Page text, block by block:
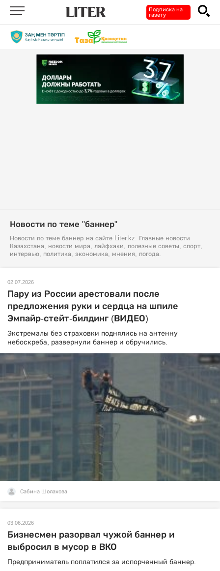
Подписка на
газету
Новости по теме "баннер"
Новости по теме баннер на сайте Liter.kz. Главные новости
Казахстана, новости мира, лайфхаки, полезные советы, спорт,
интервью, политика, экономика, мнения, погода.
02.07.2026
Пару из России арестовали после
предложения руки и сердца на шпиле
Эмпайр-стейт-билдинг (ВИДЕО)
Экстремалы без страховки поднялись на антенну
небоскреба, развернули баннер и обручились.
Сабина Шолахова
03.06.2026
Бизнесмен разорвал чужой баннер и
выбросил в мусор в ВКО
Предприниматель поплатился за испорченный баннер.